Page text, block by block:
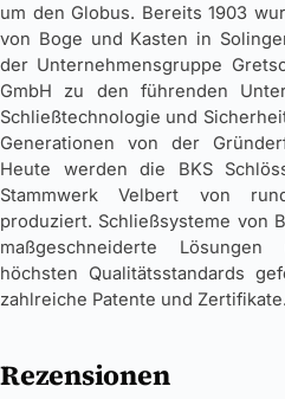
um den Globus. Bereits 1903
von Boge und Kasten in
der Unternehmensgruppe
GmbH zu den führenden
Schließtechnologie und
Generationen von der
Heute werden die BKS
Stammwerk Velbert von
produziert. Schließsysteme von
maßgeschneiderte
höchsten Qualitätsstandards
zahlreiche Patente und Zertifikate.
Rezensionen